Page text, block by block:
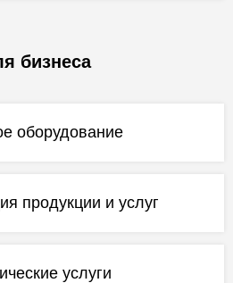
бизнеса
оборудование
продукции и услуг
услуги